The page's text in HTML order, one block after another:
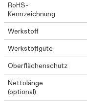
RoHS-
Kennzeichnung
Werkstoff
Werkstoffgüte
Oberflächenschutz
Nettolänge
(optional)